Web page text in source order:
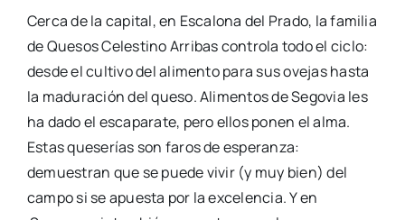
Cerca de la capital, en Escalona del Prado, la familia
de Quesos Celestino Arribas controla todo el ciclo:
desde el cultivo del alimento para sus ovejas hasta
la maduración del queso. Alimentos de Segovia les
ha dado el escaparate, pero ellos ponen el alma.
Estas queserías son faros de esperanza:
demuestran que se puede vivir (y muy bien) del
campo si se apuesta por la excelencia. Y en